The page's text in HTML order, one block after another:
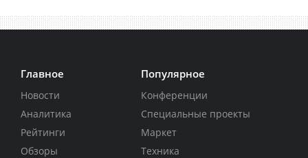
Главное
Новости
Аналитика
Рейтинги
Обзоры
Популярное
Конференции
Специальные проекты
Маркет
Техника